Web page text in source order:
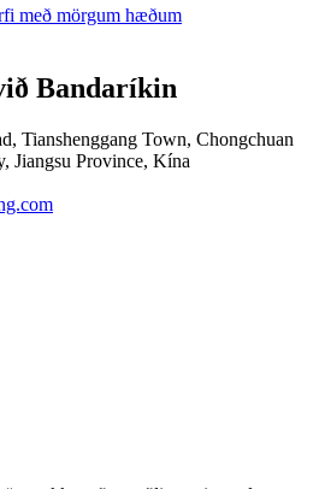
Bandaríkin
Tianshenggang Town, Chongchuan
Jiangsu Province, Kína